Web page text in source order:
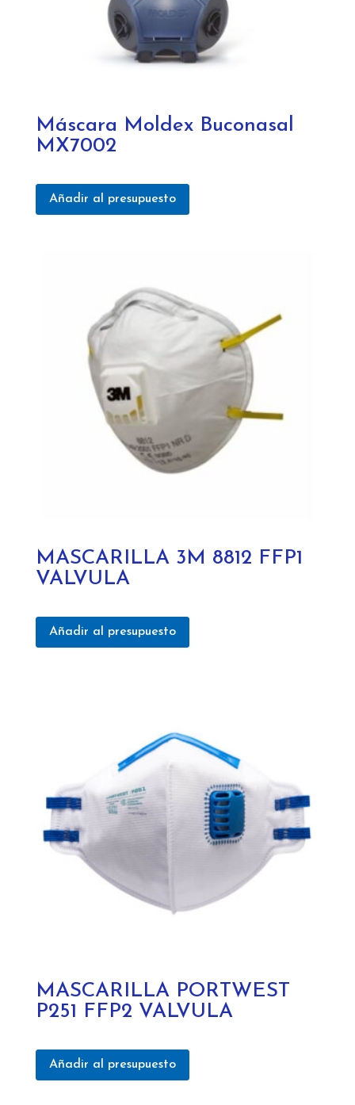
Máscara Moldex Buconasal
MX7002
Añadir al presupuesto
MASCARILLA 3M 8812 FFP1
VALVULA
Añadir al presupuesto
MASCARILLA PORTWEST
P251 FFP2 VALVULA
Añadir al presupuesto